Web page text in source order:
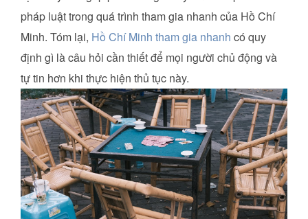
pháp luật trong quá trình tham gia nhanh của Hồ Chí
Minh. Tóm lại, Hồ Chí Minh tham gia nhanh có quy
định gì là câu hỏi cần thiết để mọi người chủ động và
tự tin hơn khi thực hiện thủ tục này.